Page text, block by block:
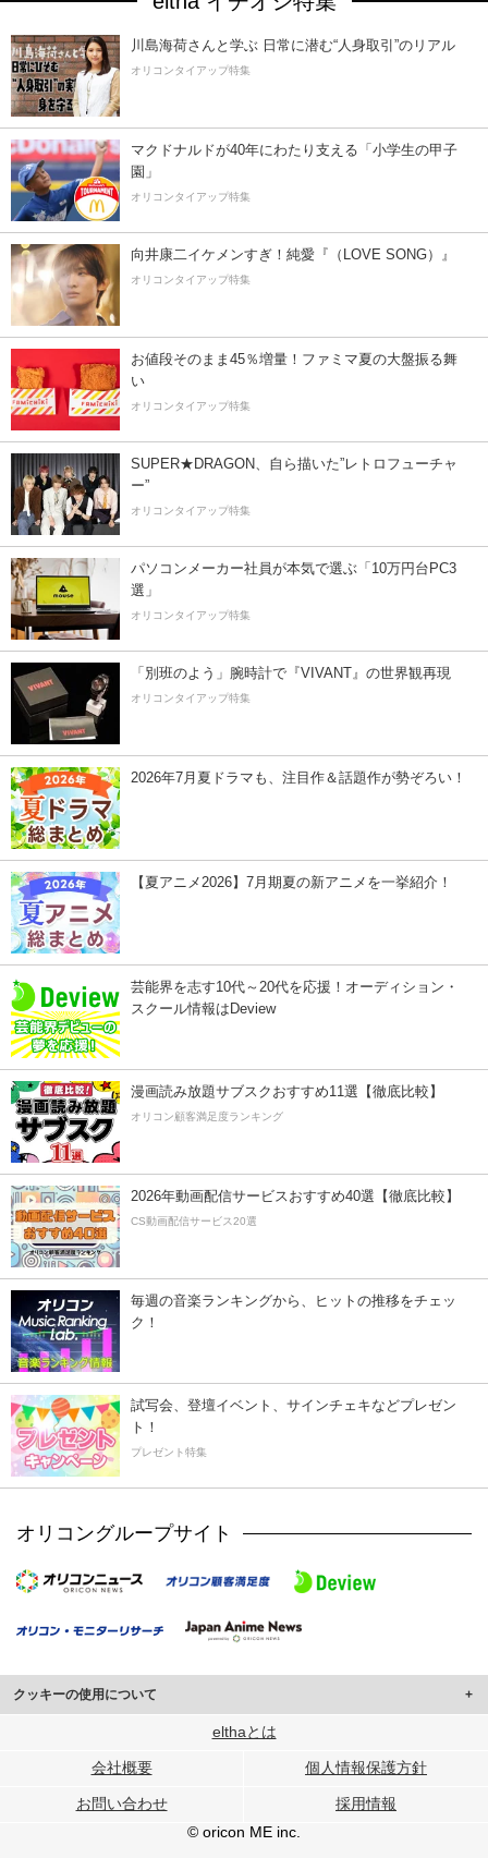
川島海荷さんと学ぶ 日常に潜む“人身取引”のリアル
オリコンタイアップ特集
マクドナルドが40年にわたり支える「小学生の甲子
園」
オリコンタイアップ特集
向井康二イケメンすぎ！純愛『（LOVE SONG）』
オリコンタイアップ特集
お値段そのまま45％増量！ファミマ夏の大盤振る舞
い
オリコンタイアップ特集
SUPER★DRAGON、自ら描いた”レトロフューチャ
ー”
オリコンタイアップ特集
パソコンメーカー社員が本気で選ぶ「10万円台PC3
選」
オリコンタイアップ特集
「別班のよう」腕時計で『VIVANT』の世界観再現
オリコンタイアップ特集
2026年7月夏ドラマも、注目作＆話題作が勢ぞろい！
【夏アニメ2026】7月期夏の新アニメを一挙紹介！
芸能界を志す10代～20代を応援！オーディション・
スクール情報はDeview
漫画読み放題サブスクおすすめ11選【徹底比較】
オリコン顧客満足度ランキング
2026年動画配信サービスおすすめ40選【徹底比較】
CS動画配信サービス20選
毎週の音楽ランキングから、ヒットの推移をチェッ
ク！
試写会、登壇イベント、サインチェキなどプレゼン
ト！
プレゼント特集
オリコングループサイト
クッキーの使用について
このサイトでは Cookie を使用して、ユーザーに合わせたコンテンツや広告の
行っています。
メディアや広告配信、データ解析の各パートナーに提供しています。
各パートナーは、この情報とユーザーが各パートナーに提供した他の情報や、
ユーザーが各パートナーのサービスを使用したときに収集した他の情報を組み
elthaとは
会社概要 個人情報保護方針
お問い合わせ
採用情報
© oricon ME inc.